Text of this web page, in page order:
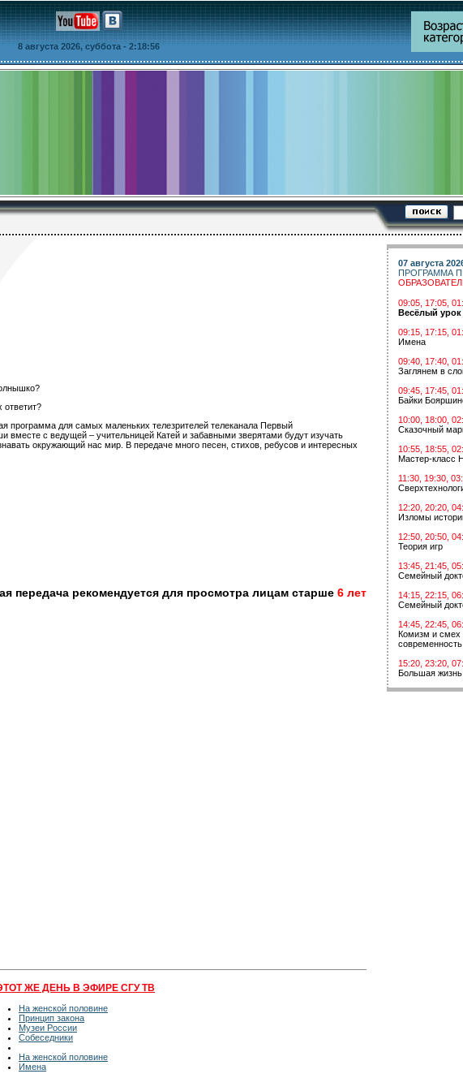
8 августа 2026, суббота - 2:18:56
ответит?
программа для самых маленьких телезрителей телеканала Первый
вместе с ведущей – учительницей Катей и забавными зверятами будут изучать
окружающий нас мир. В передаче много песен, стихов, ребусов и интересных
передача рекомендуется для просмотра лицам старше 6 лет
ЖЕ ДЕНЬ В ЭФИРЕ СГУ ТВ
На женской половине
Принцип закона
Музеи России
Собеседники
На женской половине
Имена
07 августа
ПРОГРАММА
09:05, 17:05,
Весёлый урок
09:15, 17:15,
Имена
09:40, 17:40,
Заглянем в
09:45, 17:45,
Байки
10:00, 18:00,
Сказочный
10:55, 18:55,
Мастер-класс
11:30, 19:30,
12:20, 20:20,
Изломы
12:50, 20:50,
Теория игр
13:45, 21:45,
Семейный
14:15, 22:15,
Семейный
14:45, 22:45,
Комизм и смех
современность
15:20, 23:20,
Большая жизнь